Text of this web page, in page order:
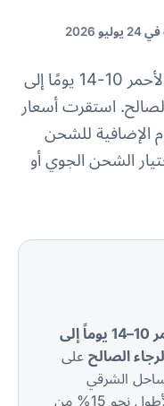
تضيف اضطرابات البحر الأحمر 10-14 يومًا إلى
استقرت أسعار
الإضافية للشحن
الشحن الجوي أو
تضيف اضطرابات البحر الأحمر 10–14 يوماً إلى
الصالح على
الشرقي
الأمريكي. وتستهلك الرحلات الأطول نحو 15% من